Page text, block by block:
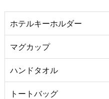
ホテルキーホルダー
マグカップ
ハンドタオル
トートバッグ